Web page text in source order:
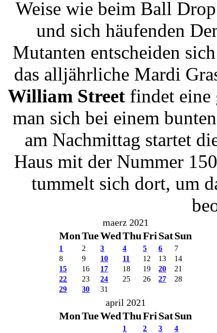
Weise wie beim Ball
und sich häufenden
Mutanten entscheiden
das alljährliche Mardi
William Street findet eine
man sich bei einem
am Nachmittag startet
Haus mit der Nummer
tummelt sich dort, um
maerz 2021
MonTueWedThuFri SatSun
1 2 3 4 5 6
7
8
9 10 11 12 13
14
15
16 17 18 19 20
21
22
23 24 25 26 27
28
29
30 31
april 2021
MonTueWedThuFri SatSun
1 2 3
4